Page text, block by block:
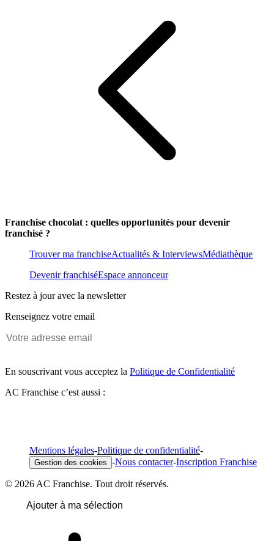
Franchise chocolat : quelles opportunités pour devenir
franchisé ?
Trouver ma franchiseActualités & InterviewsMédiathèque
Devenir franchiséEspace annonceur
Restez à jour avec la newsletter
Renseignez votre email
En souscrivant vous acceptez la Politique de Confidentialité
AC Franchise c’est aussi :
Mentions légales-Politique de confidentialité-
Gestion des cookies -Nous contacter-Inscription Franchise
© 2026 AC Franchise. Tout droit réservés.
Ajouter à ma sélection